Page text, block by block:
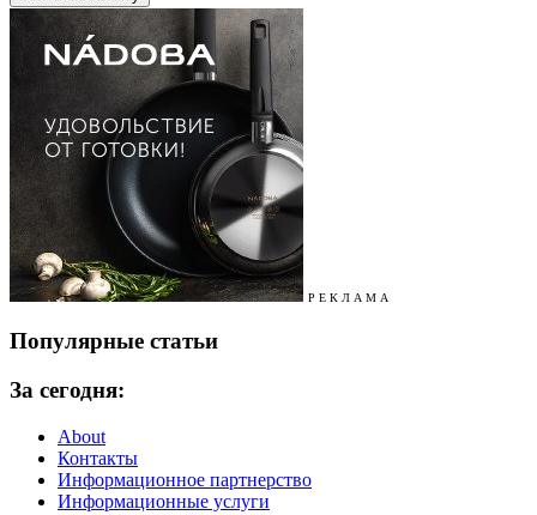
Р Е К Л А М А
Популярные статьи
За сегодня:
About
Контакты
Информационное партнерство
Информационные услуги